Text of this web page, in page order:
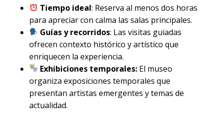
Tiempo ideal: Reserva al menos dos horas
para apreciar con calma las salas principales.
Guías y recorridos: Las visitas guiadas
ofrecen contexto histórico y artístico que
enriquecen la experiencia.
Exhibiciones temporales: El museo
organiza exposiciones temporales que
presentan artistas emergentes y temas de
actualidad.